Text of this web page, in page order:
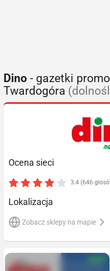
Dino - gazetki
Twardogóra
Ocena sieci
3.4 (646
Lokalizacja
Zobacz sklepy na mapie